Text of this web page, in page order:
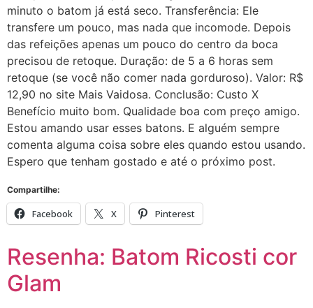
minuto o batom já está seco. Transferência: Ele
transfere um pouco, mas nada que incomode. Depois
das refeições apenas um pouco do centro da boca
precisou de retoque. Duração: de 5 a 6 horas sem
retoque (se você não comer nada gorduroso). Valor: R$
12,90 no site Mais Vaidosa. Conclusão: Custo X
Benefício muito bom. Qualidade boa com preço amigo.
Estou amando usar esses batons. E alguém sempre
comenta alguma coisa sobre eles quando estou usando.
Espero que tenham gostado e até o próximo post.
Compartilhe:
Facebook X Pinterest
Resenha: Batom Ricosti cor
Glam